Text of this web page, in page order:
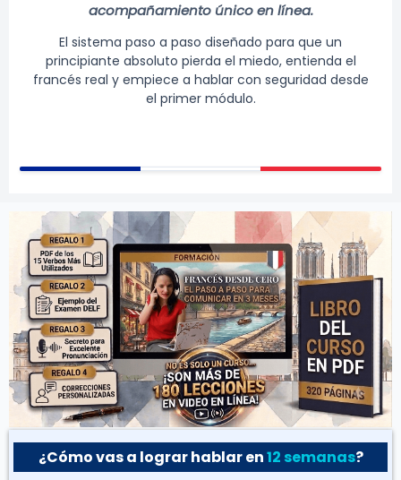
acompañamiento único en línea.
El sistema paso a paso diseñado para que un
principiante absoluto pierda el miedo, entienda el
francés real y empiece a hablar con seguridad desde
el primer módulo.
¿Cómo vas a lograr hablar en12 semanas?